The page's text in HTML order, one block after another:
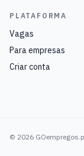
PLATAFORMA
Vagas
Para empresas
Criar conta
© 2026